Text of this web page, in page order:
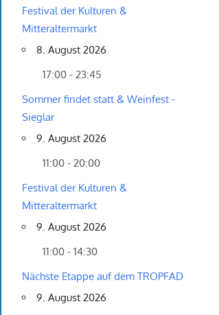
Festival der Kulturen &
Mitteraltermarkt
8. August 2026
17:00 - 23:45
Sommer findet statt & Weinfest -
Sieglar
9. August 2026
11:00 - 20:00
Festival der Kulturen &
Mitteraltermarkt
9. August 2026
11:00 - 14:30
Nächste Etappe auf dem TROPFAD
9. August 2026